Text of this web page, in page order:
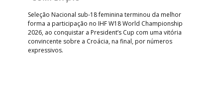
Seleção Nacional sub-18 feminina terminou da melhor
forma a participação no IHF W18 World Championship
2026, ao conquistar a President’s Cup com uma vitória
convincente sobre a Croácia, na final, por números
expressivos.